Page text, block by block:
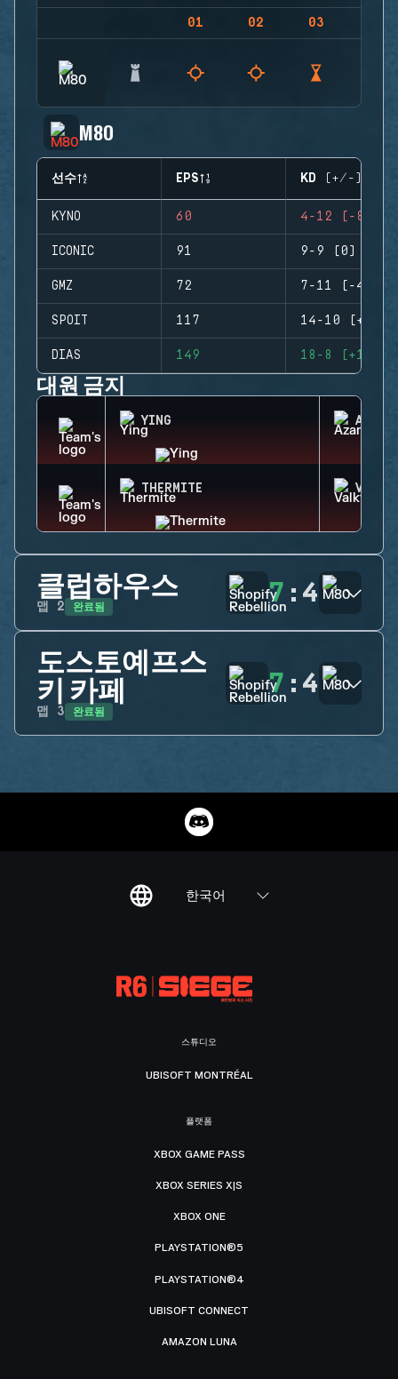
01 02 03
M80
선수 EPS KD (+/-)
KYNO 60 4-12 (-8)
ICONIC 91 9-9 (0)
GMZ 72 7-11 (-4)
SPOIT 117 14-10 (+4)
DIAS 149 18-8 (+10)
대원 금지
YING AZAMI
THERMITE
클럽하우스
맵 2 완료됨 7 : 4
도스토예프스
키 카페
맵 3 완료됨
7 : 4
한국어
스튜디오
UBISOFT MONTRÉAL
플랫폼
XBOX GAME PASS
XBOX SERIES X|S
XBOX ONE
PLAYSTATION®5
PLAYSTATION®4
UBISOFT CONNECT
AMAZON LUNA